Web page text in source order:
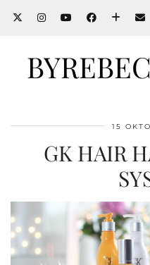
15
GK HAIR